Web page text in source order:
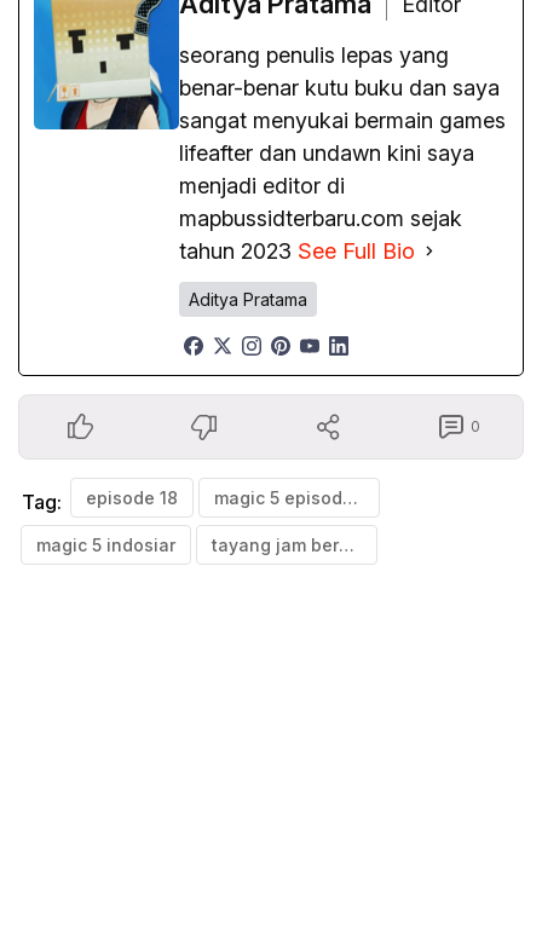
seorang penulis lepas yang
benar-benar kutu buku dan saya
sangat menyukai bermain games
lifeafter dan undawn kini saya
menjadi editor di
mapbussidterbaru.com sejak
tahun 2023 See Full Bio
Aditya Pratama
0
Tag: episode 18 magic 5 episode 18
magic 5 indosiar tayang jam berapa